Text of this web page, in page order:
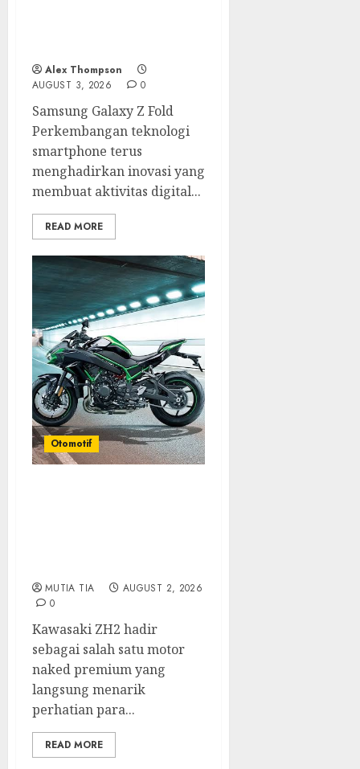
Alex Thompson
AUGUST 3, 2026
0
Samsung Galaxy Z Fold
Perkembangan teknologi
smartphone terus
menghadirkan inovasi yang
membuat aktivitas digital...
READ MORE
Otomotif
MUTIA TIA
AUGUST 2, 2026
0
Kawasaki ZH2 hadir
sebagai salah satu motor
naked premium yang
langsung menarik
perhatian para...
READ MORE